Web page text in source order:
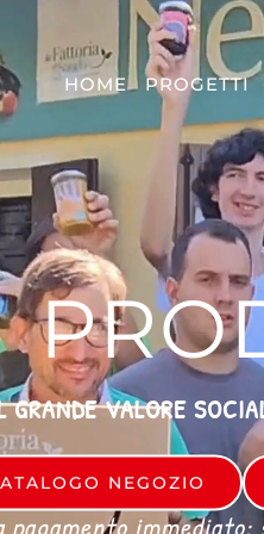
HOME PROGETTI
GRANDE VALORE
NEGOZIO
pagamento